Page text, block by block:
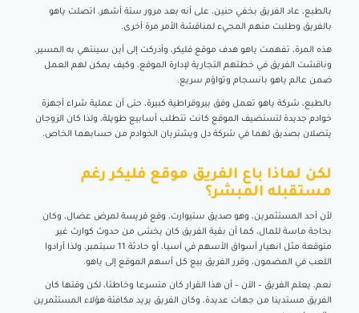
بالطبع، عاد الفريق بخفي حنين، على أنه بعد مرور ستة أشهر، اتصلت ياهو
بالفريق وطلبت منهم المجيء لمناقشة الأمر مرة أخرى.
هذه المرة، تفهمت ياهو هدف موقع فليكر، وأدركت إلى أين سينتهي به المسير،
وناقشت الفريق في خطتهم التجارية لإدارة الموقع، وكيف يمكن لهم العمل
ضمن عالم ياهو بانسجام وتواؤم سريع.
بالطبع، شركة ياهو تعمل وفق بيروقراطية كبيرة، حتى أن عملية شراء أجهزة
خوادم جديدة لتستضيف الموقع كانت تتطلب أسابيع طويلة، ولذا كان الزوجان
يتصلان بصديق لهما في شركة دل ويشتريان الخوادم من حسابهما الخاص.
لكن لماذا باع الفريق موقع فليكر رغم
مستقبله المبشر؟
لأن أحد المستثمرين، وهو صديق ستيوارت، وقع فريسة لمرض عضال، وكان
بحاجة ماسة للمال، كما أن بقية الفريق كان يخشى من حدوث كوارث غير
متوقعة مثل انهيار أسواق الأسهم في آسيا، أو حادثة 11 سبتمبر، ولذا أرادوا
اللعب في المضمون، وقرر الفريق بيع كل أسهم الموقع إلى ياهو.
نعم، يعلم الفريق – الآن – أن هذا القرار كان متسرعا وخاطئا، لكن وقتها كان
الفريق مستدينا من جهات عديدة، وكان الفريق يريد مكافئة هؤلاء المستثمرين